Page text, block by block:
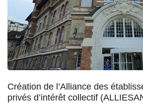
e
r
s
u
r
F
e
r
s
u
r
T
e
r
s
u
r
L
e
r
p
a
r
E
Création de l’Alliance des
privés d’intérêt collectif